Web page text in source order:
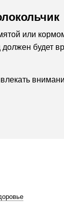
или
будет